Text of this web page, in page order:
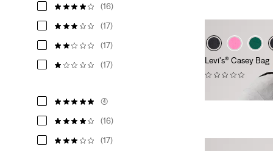
(16)
(17)
(17)
(17)
(4)
(16)
(17)
Levi's® Casey Bag